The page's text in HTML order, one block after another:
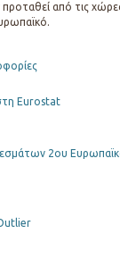
από τις
Eurostat
2ου